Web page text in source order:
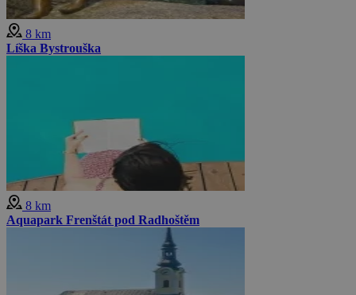
8 km
Líška Bystrouška
8 km
Aquapark Frenštát pod Radhoštěm